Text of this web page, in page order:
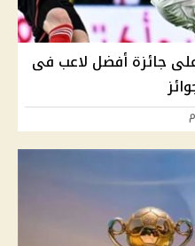
جائزة أفضل لاعب فى